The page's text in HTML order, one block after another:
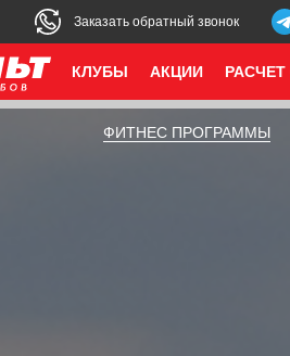
Заказать обратный звонок
КЛУБЫ АКЦИИ
ФИТНЕС ПРОГРАММЫ